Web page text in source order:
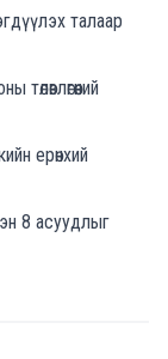
талаар
ерөнхий
8 асуудлыг